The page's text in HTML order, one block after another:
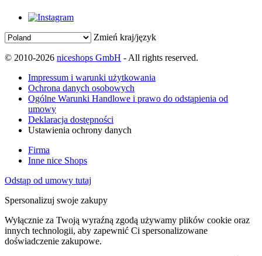
Zmień kraj/język
© 2010-2026 niceshops GmbH - All rights reserved.
Impressum i warunki użytkowania
Ochrona danych osobowych
Ogólne Warunki Handlowe i prawo do odstąpienia od
umowy
Deklaracja dostępności
Ustawienia ochrony danych
Firma
Inne nice Shops
Odstąp od umowy tutaj
Spersonalizuj swoje zakupy
Wyłącznie za Twoją wyraźną zgodą używamy plików cookie oraz
innych technologii, aby zapewnić Ci spersonalizowane
doświadczenie zakupowe.